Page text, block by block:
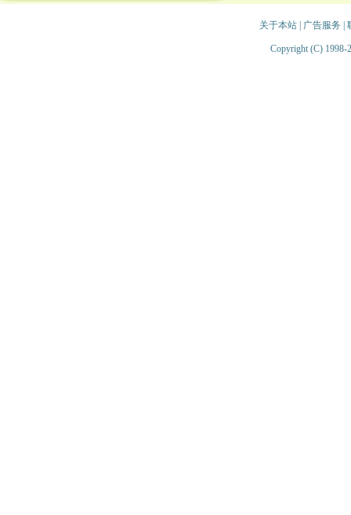
关于本站| 广告服务
Copyright (C) 1998-